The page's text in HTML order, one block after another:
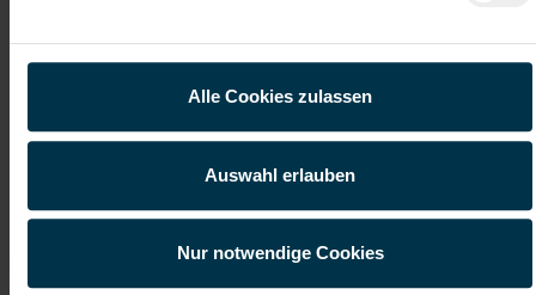
Alle Cookies zulassen
Auswahl erlauben
Nur notwendige Cookies
Vollzeit (m/w/d)